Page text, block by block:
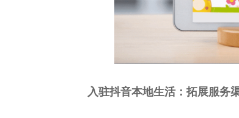
入驻抖音本地生活：拓展服务